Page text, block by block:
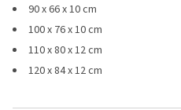
90 x 66 x 10 cm
100 x 76 x 10 cm
110 x 80 x 12 cm
120 x 84 x 12 cm